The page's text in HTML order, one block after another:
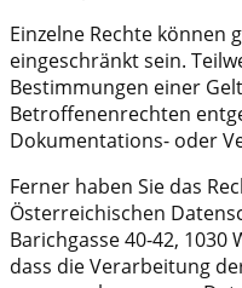
Einzelne Rechte können
eingeschränkt sein.
Bestimmungen einer
Betroffenenrechten
Dokumentations- oder
Ferner haben Sie das
Österreichischen
Barichgasse 40-42, 1030
dass die Verarbeitung